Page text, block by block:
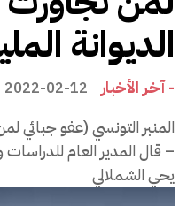
الديوانة
- آخر الأخبار 2022-02-12
المنبر التونسي (عفو جبائي
– قال المدير العام للدراسات
يحي الشملالي